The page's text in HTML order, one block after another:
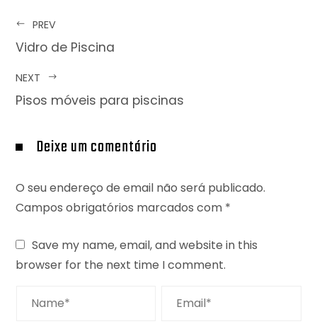
PREV
Vidro de Piscina
NEXT
Pisos móveis para piscinas
Deixe um comentário
O seu endereço de email não será publicado.
Campos obrigatórios marcados com *
Save my name, email, and website in this
browser for the next time I comment.